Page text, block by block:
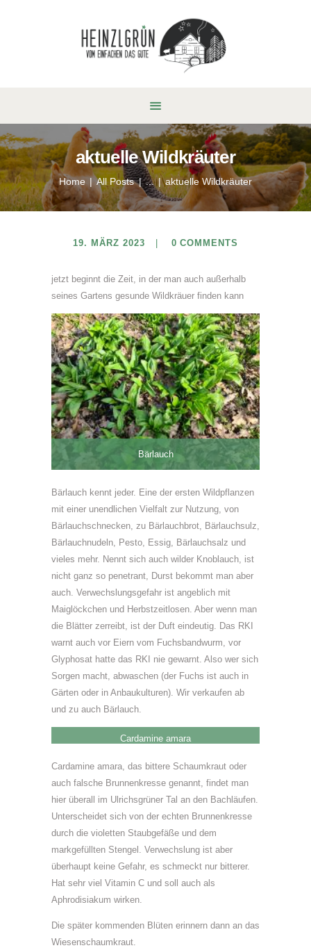
aktuelle Wildkräuter
Home All Posts ... aktuelle Wildkräuter
19. MÄRZ 2023 0 COMMENTS
jetzt beginnt die Zeit, in der man auch außerhalb
seines Gartens gesunde Wildkräuer finden kann
Bärlauch
Bärlauch kennt jeder. Eine der ersten Wildpflanzen
mit einer unendlichen Vielfalt zur Nutzung, von
Bärlauchschnecken, zu Bärlauchbrot, Bärlauchsulz,
Bärlauchnudeln, Pesto, Essig, Bärlauchsalz und
vieles mehr. Nennt sich auch wilder Knoblauch, ist
nicht ganz so penetrant, Durst bekommt man aber
auch. Verwechslungsgefahr ist angeblich mit
Maiglöckchen und Herbstzeitlosen. Aber wenn man
die Blätter zerreibt, ist der Duft eindeutig. Das RKI
warnt auch vor Eiern vom Fuchsbandwurm, vor
Glyphosat hatte das RKI nie gewarnt. Also wer sich
Sorgen macht, abwaschen (der Fuchs ist auch in
Gärten oder in Anbaukulturen). Wir verkaufen ab
und zu auch Bärlauch.
Cardamine amara
Cardamine amara, das bittere Schaumkraut oder
auch falsche Brunnenkresse genannt, findet man
hier überall im Ulrichsgrüner Tal an den Bachläufen.
Unterscheidet sich von der echten Brunnenkresse
durch die violetten Staubgefäße und dem
markgefüllten Stengel. Verwechslung ist aber
überhaupt keine Gefahr, es schmeckt nur bitterer.
Hat sehr viel Vitamin C und soll auch als
Aphrodisiakum wirken.
Die später kommenden Blüten erinnern dann an das
Wiesenschaumkraut.